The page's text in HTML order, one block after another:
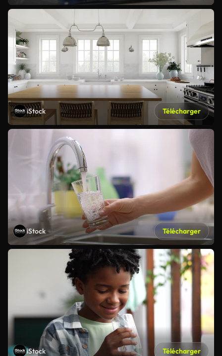
iStock Télécharger
iStock Télécharger
iStock Télécharger